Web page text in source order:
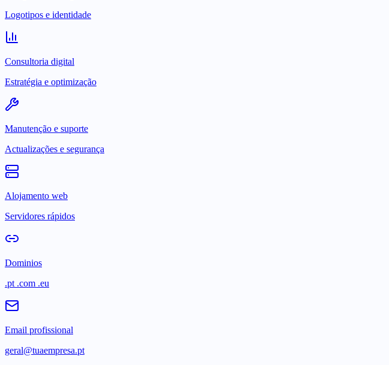
Logotipos e identidade
Consultoria digital
Estratégia e optimização
Manutenção e suporte
Actualizações e segurança
Alojamento web
Servidores rápidos
Dominios
.pt .com .eu
Email profissional
geral@tuaempresa.pt